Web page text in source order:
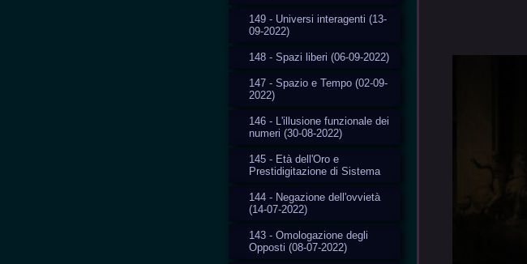
149 - Universi interagenti (13-
09-2022)
148 - Spazi liberi (06-09-2022)
147 - Spazio e Tempo (02-09-
2022)
146 - L'illusione funzionale dei
numeri (30-08-2022)
145 - Età dell'Oro e
Prestidigitazione di Sistema
144 - Negazione dell'ovvietà
(14-07-2022)
143 - Omologazione degli
Opposti (08-07-2022)